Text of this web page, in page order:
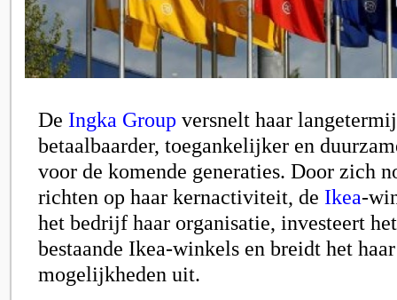
De Ingka Group versnelt haar
betaalbaarder, toegankelijker en
voor de komende generaties. Door zich
richten op haar kernactiviteit, de Ikea-
het bedrijf haar organisatie, investeert
bestaande Ikea-winkels en breidt het
mogelijkheden uit.